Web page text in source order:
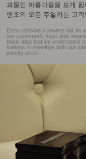
과물인 아름다움을 보게 됩
엔조의 모든 주얼리는 고
Enzo considers jewelry not as
our customer’s heart and
basic idea that we understand
ications in meetings with our
jewelry piece.